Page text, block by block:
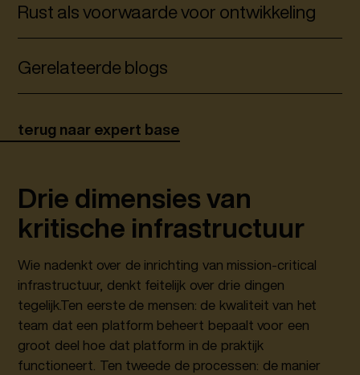
Rust als voorwaarde voor ontwikkeling
Gerelateerde blogs
terug naar expert base
Drie dimensies van
kritische infrastructuur
Wie nadenkt over de inrichting van mission-critical
infrastructuur, denkt feitelijk over drie dingen
tegelijk.Ten eerste de mensen: de kwaliteit van het
team dat een platform beheert bepaalt voor een
groot deel hoe dat platform in de praktijk
functioneert. Ten tweede de processen: de manier